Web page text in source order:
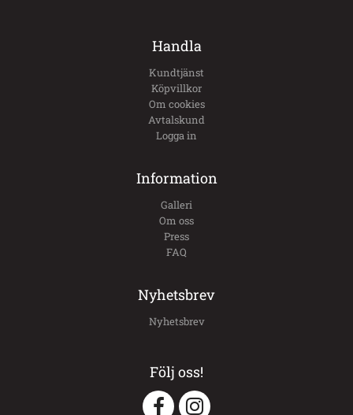
Handla
Kundtjänst
Köpvillkor
Om cookies
Avtalskund
Logga in
Information
Galleri
Om oss
Press
FAQ
Nyhetsbrev
Nyhetsbrev
Följ oss!